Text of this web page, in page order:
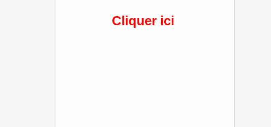
Cliquer ici